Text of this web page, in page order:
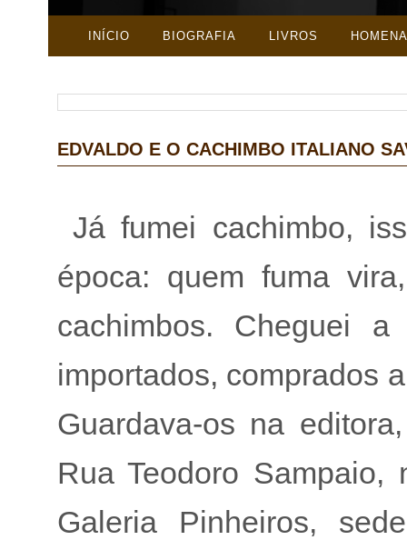
INÍCIO BIOGRAFIA LIVROS
EDVALDO E O CACHIMBO ITALIANO
Já fumei cachimbo,
época: quem fuma
cachimbos. Cheguei
importados, comprados
Guardava-os na
Rua Teodoro
Galeria Pinheiros,